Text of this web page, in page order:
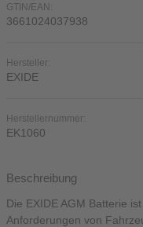
GTIN/EAN:
3661024037938
Hersteller:
EXIDE
Herstellernummer:
EK1060
Beschreibung
Die EXIDE AGM Batterie
Anforderungen von